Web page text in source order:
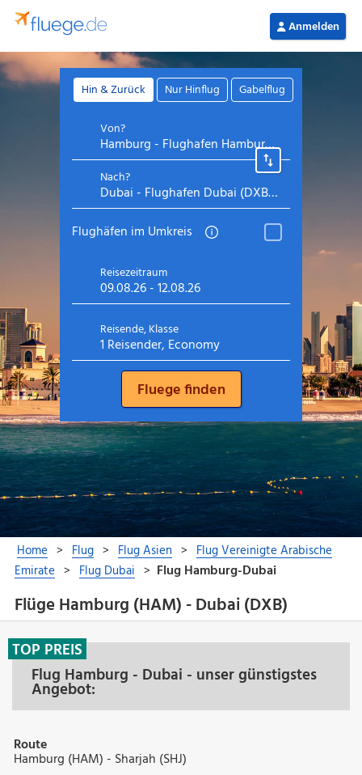
Flüge Hamburg (HAM) - Dubai (DXB)
Flug Hamburg - Dubai - unser günstigstes
Angebot:
TOP PREIS
Route
Hamburg (HAM) - Sharjah (SHJ)